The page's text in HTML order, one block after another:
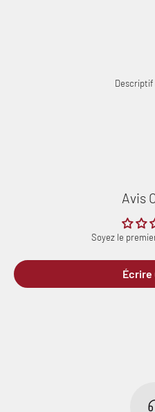
Avis
Soyez le
Écrire
Connexion requise
Connectez-vous à votre
Se